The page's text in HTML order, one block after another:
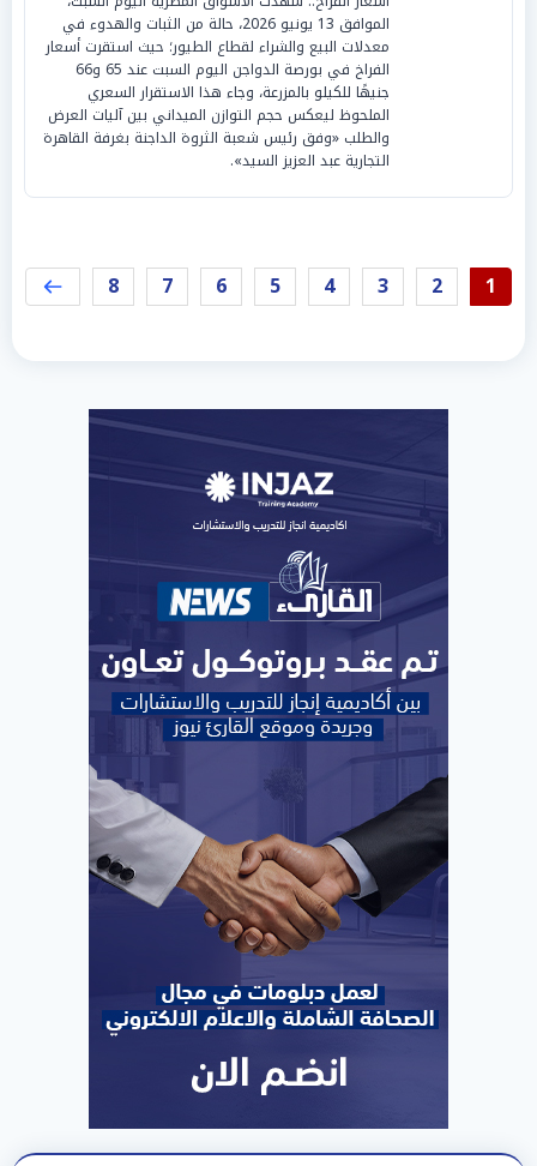
الموافق 13 يونيو 2026، حالة من الثبات والهدوء في
معدلات البيع والشراء لقطاع الطيور؛ حيث استقرت أسعار
الفراخ في بورصة الدواجن اليوم السبت عند 65 و66
جنيهًا للكيلو بالمزرعة، وجاء هذا الاستقرار السعري
الملحوظ ليعكس حجم التوازن الميداني بين آليات العرض
والطلب «وفق رئيس شعبة الثروة الداجنة بغرفة القاهرة
التجارية عبد العزيز السيد».
1
2
3
4
5
6
7
8